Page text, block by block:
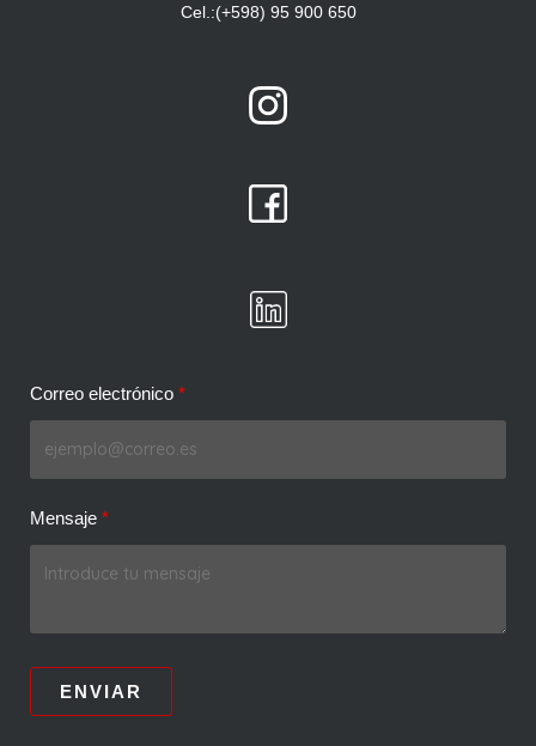
Cel.:(+598) 95 900 650
Correo electrónico
Mensaje
ENVIAR